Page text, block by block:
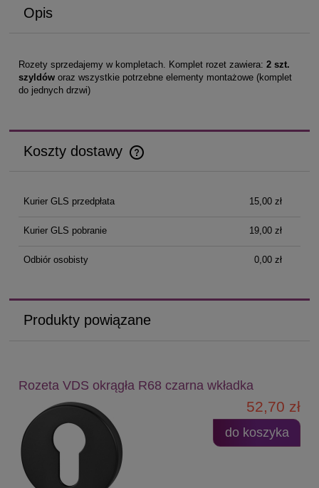
Opis
Rozety sprzedajemy w kompletach. Komplet rozet zawiera: 2 szt.
szyldów oraz wszystkie potrzebne elementy montażowe (komplet
do jednych drzwi)
Koszty dostawy
Cena nie zawiera ewentualnych kosztów płatności
Kurier GLS przedpłata 15,00 zł
Kurier GLS pobranie 19,00 zł
Odbiór osobisty 0,00 zł
Produkty powiązane
Rozeta VDS okrągła R68 czarna wkładka
52,70 zł
do koszyka